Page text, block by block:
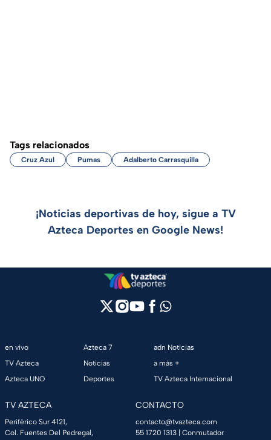
Tags relacionados
Cruz Azul Pumas Adalberto Carrasquilla
¡Noticias deportivas de hoy, sigue a TV
Azteca Deportes en Google News!
en vivo
TV Azteca
Azteca UNO
Azteca 7
Noticias
Deportes
adn Noticias
a más +
TV Azteca Internacional
TV AZTECA
Periférico Sur 4121,
Col. Fuentes Del Pedregal,
CONTACTO
contacto@tvazteca.com
55 1720 1313 | Conmutador